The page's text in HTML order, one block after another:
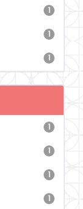
1
1
1
1
1
1
1